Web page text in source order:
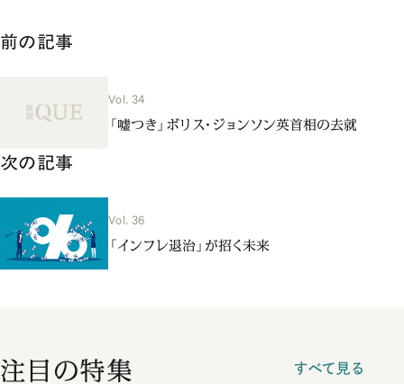
前の記事
Vol. 34
「嘘つき」ボリス・ジョンソン英首相の去就
次の記事
Vol. 36
「インフレ退治」が招く未来
注目の特集 すべて見る